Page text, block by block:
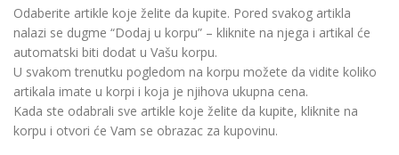
Odaberite artikle koje želite da kupite. Pored svakog artikla
nalazi se dugme “Dodaj u korpu” – kliknite na njega i artikal će
automatski biti dodat u Vašu korpu.
U svakom trenutku pogledom na korpu možete da vidite koliko
artikala imate u korpi i koja je njihova ukupna cena.
Kada ste odabrali sve artikle koje želite da kupite, kliknite na
korpu i otvori će Vam se obrazac za kupovinu.